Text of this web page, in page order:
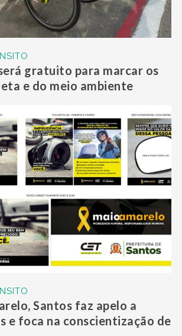
gratuito para marcar os
e do meio ambiente
Santos faz apelo a
e foca na conscientização de